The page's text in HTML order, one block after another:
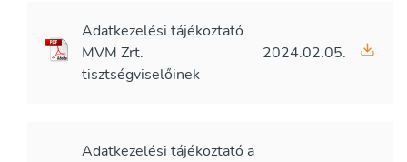
Adatkezelési tájékoztató
MVM Zrt.
tisztségviselőinek
2024.02.05.
Adatkezelési tájékoztató a